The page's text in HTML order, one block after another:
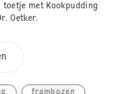
toetje met Kookpudding
Oetker.
frambozen